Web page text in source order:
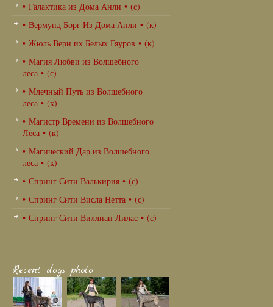
• Галактика из Дома Анли • (с)
• Вермунд Борг Из Дома Анли • (к)
• Жюль Верн их Белых Гяуров • (к)
• Магия Любви из Волшебного
леса • (с)
• Млечный Путь из Волшебного
леса • (к)
• Магистр Времени из Волшебного
Леса • (к)
• Магический Дар из Волшебного
леса • (к)
• Спринг Сити Валькирия • (с)
• Спринг Сити Висла Нетта • (с)
• Спринг Сити Виллиан Лилас • (с)
Recent dogs photo